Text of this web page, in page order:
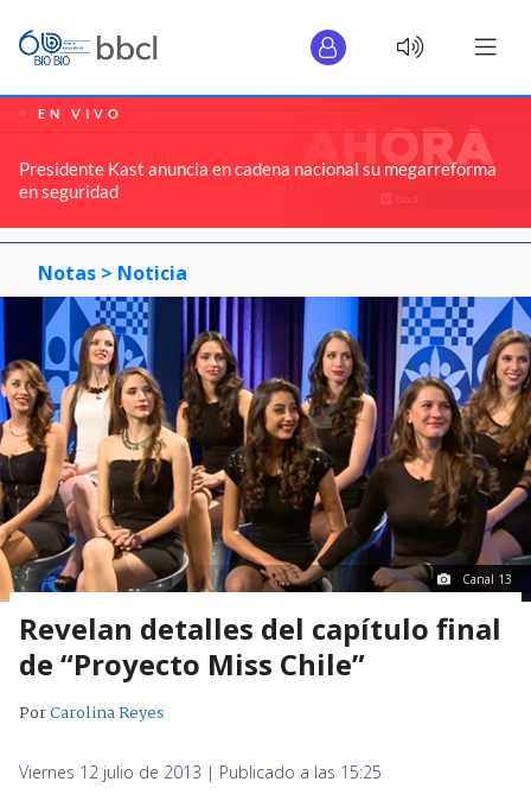
EN VIVO
Presidente Kast anuncia en cadena nacional su megarreforma
en seguridad
Notas > Noticia
Canal 13
Revelan detalles del capítulo final
de “Proyecto Miss Chile”
PorCarolina Reyes
Viernes 12 julio de 2013 | Publicado a las 15:25